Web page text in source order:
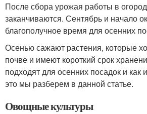
После сбора урожая работы в
заканчиваются. Сентябрь и начало
благополучное время для осенних
Осенью сажают растения, которые
почве и имеют короткий срок
подходят для осенних посадок и как
это мы разберем в данной статье.
Овощные культуры